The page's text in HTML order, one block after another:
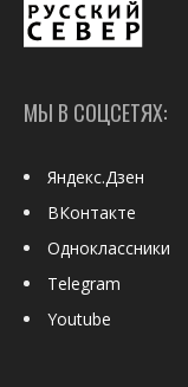
МЫ В СОЦСЕТЯХ:
Яндекс.Дзен
ВКонтакте
Одноклассники
Telegram
Youtube